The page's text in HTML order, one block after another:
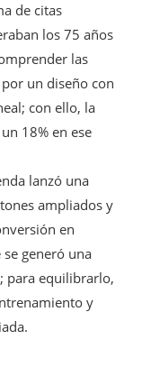
de citas
los 75 años
las
un diseño con
con ello, la
18% en ese
lanzó una
ampliados y
en
generó una
para equilibrarlo,
y